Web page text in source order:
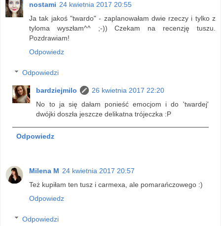
nostami 24 kwietnia 2017 20:55
Ja tak jakoś "twardo" - zaplanowałam dwie rzeczy i tylko z
tyloma wyszłam^^ ;-)) Czekam na recenzję tuszu.
Pozdrawiam!
Odpowiedz
Odpowiedzi
bardziejmilo
26 kwietnia 2017 22:20
No to ja się dałam ponieść emocjom i do 'twardej'
dwójki doszła jeszcze delikatna trójeczka :P
Odpowiedz
Milena M 24 kwietnia 2017 20:57
Też kupiłam ten tusz i carmexa, ale pomarańczowego :)
Odpowiedz
Odpowiedzi